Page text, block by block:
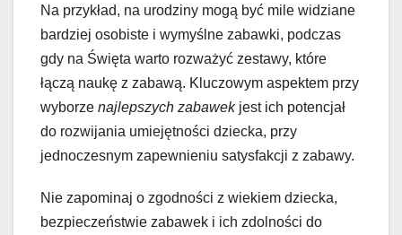
Na przykład, na urodziny mogą być mile widziane
bardziej osobiste i wymyślne zabawki, podczas
gdy na Święta warto rozważyć zestawy, które
łączą naukę z zabawą. Kluczowym aspektem przy
wyborze najlepszych zabawekjest ich potencjał
do rozwijania umiejętności dziecka, przy
jednoczesnym zapewnieniu satysfakcji z zabawy.
Nie zapominaj o zgodności z wiekiem dziecka,
bezpieczeństwie zabawek i ich zdolności do